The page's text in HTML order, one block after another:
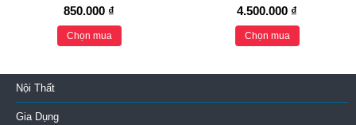
850.000 ₫
Chọn mua
4.500.000 ₫
Chọn mua
Nội Thất
Gia Dụng